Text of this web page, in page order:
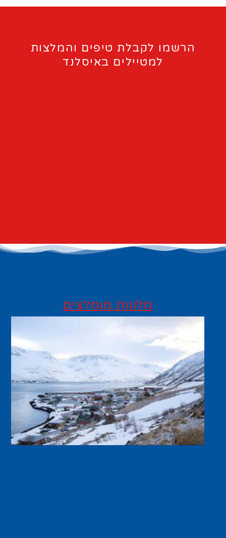
הרשמו לקבלת טיפים והמלצות
למטיילים באיסלנד
מלונות מומלצים